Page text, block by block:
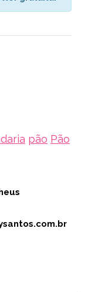
pão Pão